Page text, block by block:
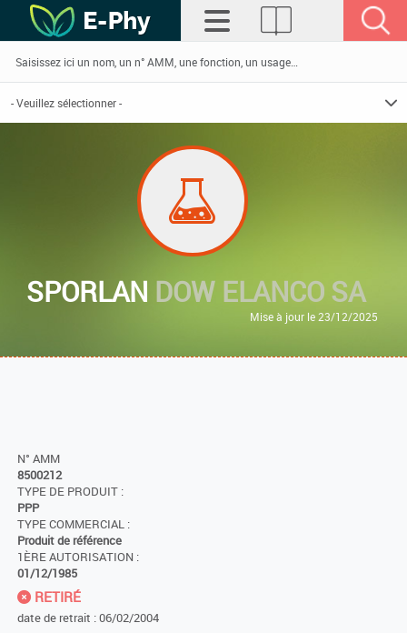
SPORLAN DOW ELANCO SA
Mise à jour le 23/12/2025
N° AMM
8500212
TYPE DE PRODUIT :
PPP
TYPE COMMERCIAL :
Produit de référence
1ÈRE AUTORISATION :
01/12/1985
RETIRÉ
date de retrait : 06/02/2004